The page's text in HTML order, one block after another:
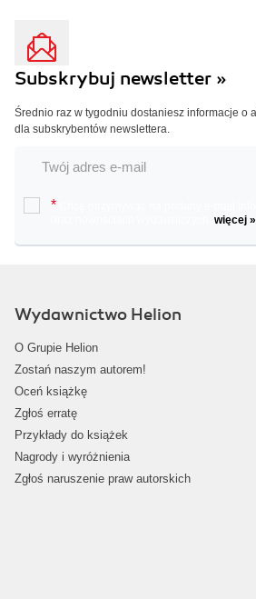
Subskrybuj newsletter »
Średnio raz w tygodniu dostaniesz informacje o
dla subskrybentów newslettera.
*
więcej »
Wydawnictwo Helion
O Grupie Helion
Zostań naszym autorem!
Oceń książkę
Zgłoś erratę
Przykłady do książek
Nagrody i wyróżnienia
Zgłoś naruszenie praw autorskich